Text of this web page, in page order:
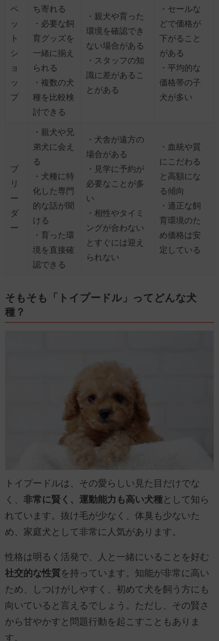
ペ
ッ
ト
シ
ョ
ッ
プ
ち寄れる
・必要な飼
育グッズを
一緒に揃え
られる
・複数の犬
種を比較検
討できる
・親犬や育った
環境を確認でき
ない場合がある
・スタッフの知
識に差があるこ
とがある
・セールな
どで価格が
下がること
がある
・平均的な
価格帯の子
犬が多い
ブ
リ
ー
ダ
ー
・親犬や兄
弟犬に会え
る
・犬種に特
化した専門
的な話が聞
ける
・育った環
境を直接確
認できる
・犬舎が遠方の
場合がある
・見学に予約が
必要なことが多
い
・相性やタイミ
ングが合わない
とすぐには迎え
られない
・血統や質
にこだわる
と高額にな
る傾向
・適正な飼
育環境のた
め価格は安
定している
そもそも「トイプードル」ってどんな犬
種？
トイプードルは、その愛らしい見た目だけでな
く、 非常に賢く、運動能力も高い犬種として知ら
れています。抜け毛が少なく、体臭も少ないた
め、家庭犬として非常に人気があります。
性格は明るく活発で、人と一緒にいることを好む
社交的な性質を持っています。知能が非常に高い
ため、しつけがしやすく、初めて犬を飼う方にも
向いていると言えるでしょう。ただし、その賢さ
から甘やかすと問題行動を起こすこともありま
す。